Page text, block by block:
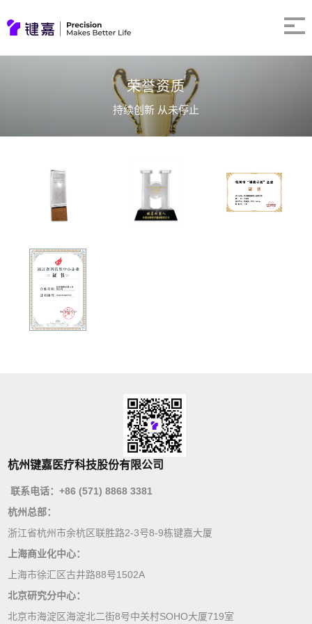
荣誉资质
持续创新 从未停止
杭州键嘉医疗科技股份有限公司
联系电话：+86 (571) 8868 3381
杭州总部：
浙江省杭州市余杭区联胜路2-3号8-9栋键嘉大厦
上海商业化中心：
上海市徐汇区古井路88号1502A
北京研究分中心：
北京市海淀区海淀北二街8号中关村SOHO大厦719室